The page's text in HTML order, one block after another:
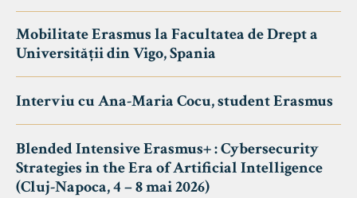
Mobilitate Erasmus la Facultatea de Drept a
Universității din Vigo, Spania
Interviu cu Ana-Maria Cocu, student Erasmus
Blended Intensive Erasmus+ : Cybersecurity
Strategies in the Era of Artificial Intelligence
(Cluj-Napoca, 4 – 8 mai 2026)